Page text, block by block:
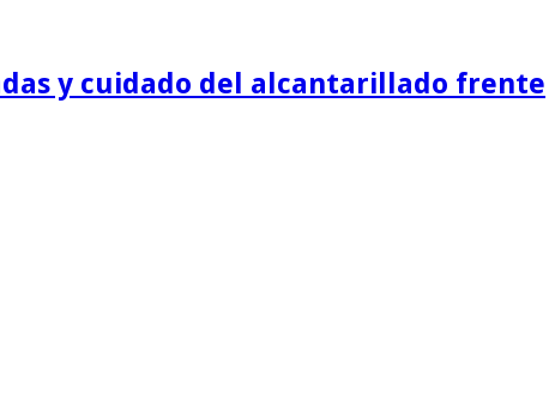
y cuidado del alcantarillado frente